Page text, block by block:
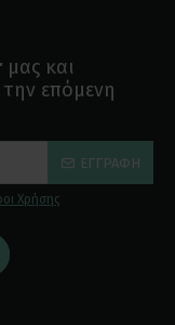
μας και
την επόμενη
ΕΓΓΡΑΦΉ
Χρήσης